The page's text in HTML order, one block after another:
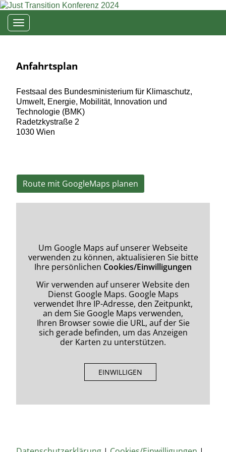
Toggle navigation
Anfahrtsplan
Festsaal des Bundesministerium für Klimaschutz,
Umwelt, Energie, Mobilität, Innovation und
Technologie (BMK)
Radetzkystraße 2
1030 Wien
Route mit GoogleMaps planen
Um Google Maps auf unserer Webseite
verwenden zu können, aktualisieren Sie bitte
Ihre persönlichen Cookies/Einwilligungen
Wir verwenden auf unserer Website den
Dienst Google Maps. Google Maps
verwendet Ihre IP-Adresse, den Zeitpunkt,
an dem Sie Google Maps verwenden,
Ihren Browser sowie die URL, auf der Sie
sich gerade befinden, um das Anzeigen
der Karten zu unterstützen.
EINWILLIGEN